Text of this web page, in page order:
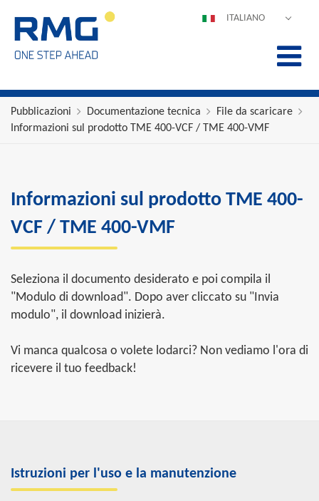
POLSKI
FRANÇAIS
ITALIANO
Pubblicazioni Documentazione tecnica
File da scaricare
Informazioni sul prodotto TME 400-VCF / TME 400-VMF
Informazioni sul prodotto TME 400-
VCF / TME 400-VMF
Seleziona il documento desiderato e poi compila il
"Modulo di download". Dopo aver cliccato su "Invia
modulo", il download inizierà.
Vi manca qualcosa o volete lodarci? Non vediamo l'ora di
ricevere il tuo feedback!
Istruzioni per l'uso e la manutenzione